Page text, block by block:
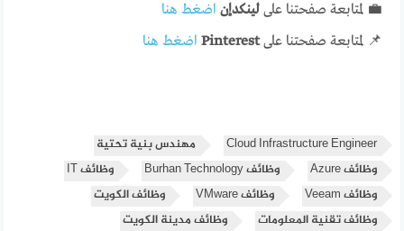
💼 لمتابعة صفحتنا علىلينكدإن اضغط هنا
📌 لمتابعة صفحتنا علىPinterest اضغط هنا
Cloud Infrastructure Engineer
مهندس بنية تحتية
وظائف Azure
وظائف Burhan Technology
وظائف IT
وظائف Veeam
وظائف VMware
وظائف الكويت
وظائف تقنية المعلومات
وظائف مدينة الكويت